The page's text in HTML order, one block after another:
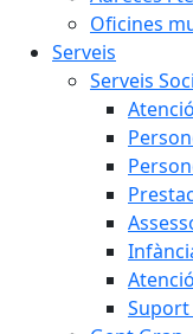
Oficines
Serveis
Serveis